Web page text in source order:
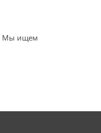
Мы ищем